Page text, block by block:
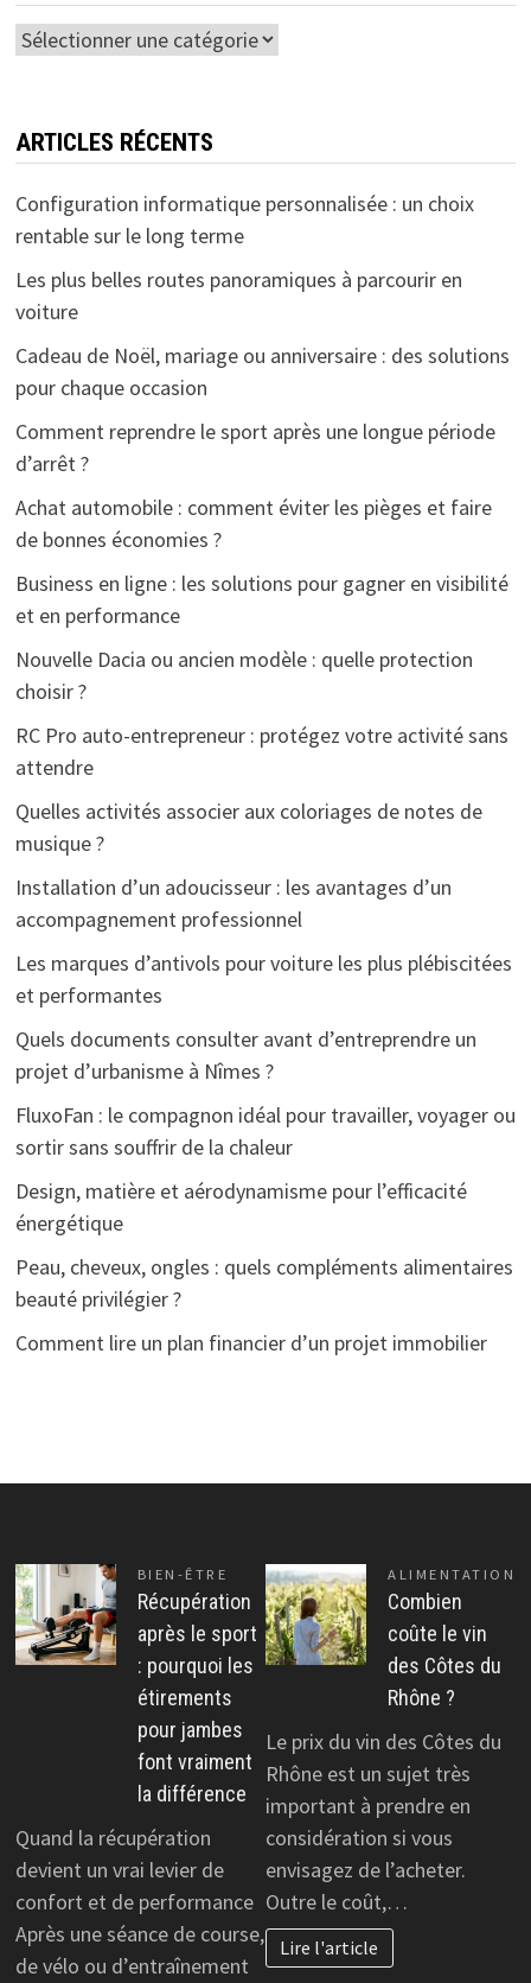
Catégories
ARTICLES RÉCENTS
Configuration informatique personnalisée : un choix
rentable sur le long terme
Les plus belles routes panoramiques à parcourir en
voiture
Cadeau de Noël, mariage ou anniversaire : des solutions
pour chaque occasion
Comment reprendre le sport après une longue période
d’arrêt ?
Achat automobile : comment éviter les pièges et faire
de bonnes économies ?
Business en ligne : les solutions pour gagner en visibilité
et en performance
Nouvelle Dacia ou ancien modèle : quelle protection
choisir ?
RC Pro auto-entrepreneur : protégez votre activité sans
attendre
Quelles activités associer aux coloriages de notes de
musique ?
Installation d’un adoucisseur : les avantages d’un
accompagnement professionnel
Les marques d’antivols pour voiture les plus plébiscitées
et performantes
Quels documents consulter avant d’entreprendre un
projet d’urbanisme à Nîmes ?
FluxoFan : le compagnon idéal pour travailler, voyager ou
sortir sans souffrir de la chaleur
Design, matière et aérodynamisme pour l’efficacité
énergétique
Peau, cheveux, ongles : quels compléments alimentaires
beauté privilégier ?
Comment lire un plan financier d’un projet immobilier
BIEN-ÊTRE
Récupération
après le sport
: pourquoi les
étirements
pour jambes
font vraiment
la différence
Quand la récupération
devient un vrai levier de
confort et de performance
Après une séance de course,
de vélo ou d’entraînement
ALIMENTATION
Combien
coûte le vin
des Côtes du
Rhône ?
Le prix du vin des Côtes du
Rhône est un sujet très
important à prendre en
considération si vous
envisagez de l’acheter.
Outre le coût,…
Lire l'article